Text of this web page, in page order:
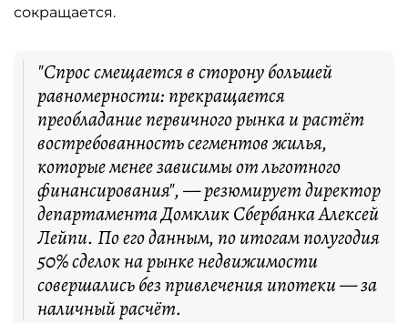
сокращается.
"Спрос смещается в сторону большей
равномерности: прекращается
преобладание первичного рынка и растёт
востребованность сегментов жилья,
которые менее зависимы от льготного
финансирования", — резюмирует директор
департамента Домклик Сбербанка Алексей
Лейпи. По его данным, по итогам полугодия
50% сделок на рынке недвижимости
совершались без привлечения ипотеки — за
наличный расчёт.